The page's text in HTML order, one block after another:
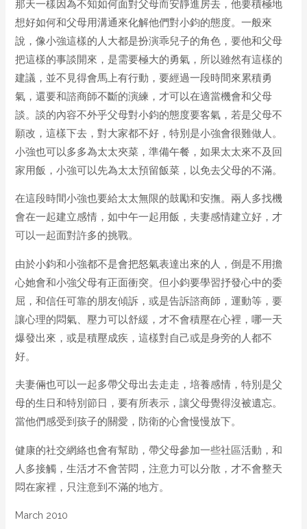
那天一樣因為不知如何面對父母而安靜進房去，他要積極地
想好如何和父母用溝通來化解他們對小鈞的態度。一般來
說，像小強這樣的人大都是扮演乖兒子的角色，要他和父母
把這樣的事談開來，是需要極大的勇氣，所以雖然有這樣的
建議，並不見得會馬上有行動，要經過一段時間來累積勇
氣，還要和諮商師不斷的演練，才可以在適當機會和父母
談。談的內容不外乎父母對小鈞的態度要客氣，若是父母不
願改，這樣下去，對大家都不好，特別是小強會很難做人。
小強也可以多多為太太夾菜，準備午餐，如果太太來不及回
家用飯，小強可以先為太太預留飯菜，以免去父母的不滿。
在這段時間小強也要給太太無限的鼓勵和安撫。兩人多找機
會在一起建立感情，如中午一起用飯，夫妻感情建立好，才
可以一起面對許多的挑戰。
由於小鈞和小強都不是會把怒氣表達出來的人，倒是不用擔
心她會和小強父母有正面衝突。但小鈞要學習抒發心中的委
屈，和信任可靠的朋友傾訴，或是告訴諮商師，運動等，要
讓心理的悶氣、壓力可以舒緩，才不會積壓在心裡，哪一天
爆發出來，或是積壓成疾，這樣對自己或是身旁的人都不
好。
夫妻倆也可以一起多帶父母出去走走，培養感情，特別是父
母的生日和特別節日，要有所表示，讓父母覺得沒被遺忘。
當他們感受到孩子的關愛，防衛的心會慢慢放下。
健康的社交網絡也會有幫助，帶父母參加一些社區活動，和
人多接觸，生活才不會苦悶，注意力可以分散，才不會整天
悶在家裡，只注意到不滿的地方。
March 2010